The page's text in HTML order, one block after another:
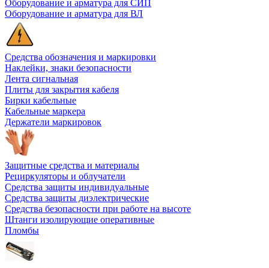
Оборудование и арматура для СИП
Оборудование и арматура для ВЛ
Средства обозначения и маркировки
Наклейки, знаки безопасности
Лента сигнальная
Плиты для закрытия кабеля
Бирки кабельные
Кабельные маркера
Держатели маркировок
Защитные средства и материалы
Рециркуляторы и облучатели
Средства защиты индивидуальные
Средства защиты диэлектрические
Средства безопасности при работе на высоте
Штанги изолирующие оперативные
Пломбы